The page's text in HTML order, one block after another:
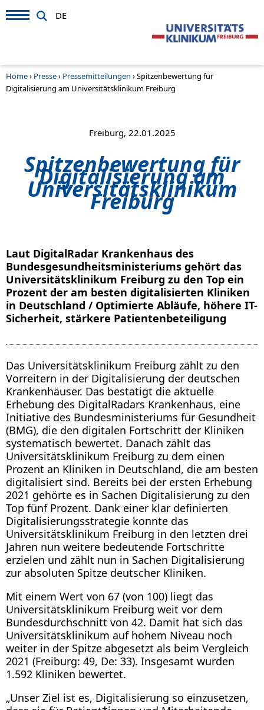
DE
Home› Presse› Pressemitteilungen ›Spitzenbewertung für
Digitalisierung am Universitätsklinikum Freiburg
Freiburg, 22.01.2025
Spitzenbewertung für
Digitalisierung am
Universitätsklinikum
Freiburg
Laut DigitalRadar Krankenhaus des
Bundesgesundheitsministeriums gehört das
Universitätsklinikum Freiburg zu den Top ein
Prozent der am besten digitalisierten Kliniken
in Deutschland / Optimierte Abläufe, höhere IT-
Sicherheit, stärkere Patientenbeteiligung
Das Universitätsklinikum Freiburg zählt zu den
Vorreitern in der Digitalisierung der deutschen
Krankenhäuser. Das bestätigt die aktuelle
Erhebung des DigitalRadars Krankenhaus, eine
Initiative des Bundesministeriums für Gesundheit
(BMG), die den digitalen Fortschritt der Kliniken
systematisch bewertet. Danach zählt das
Universitätsklinikum Freiburg zu dem einen
Prozent an Kliniken in Deutschland, die am besten
digitalisiert sind. Bereits bei der ersten Erhebung
2021 gehörte es in Sachen Digitalisierung zu den
Top fünf Prozent. Dank einer klar definierten
Digitalisierungsstrategie konnte das
Universitätsklinikum Freiburg in den letzten drei
Jahren nun weitere bedeutende Fortschritte
erzielen und zählt nun in Sachen Digitalisierung
zur absoluten Spitze deutscher Kliniken.
Mit einem Wert von 67 (von 100) liegt das
Universitätsklinikum Freiburg weit vor dem
Bundesdurchschnitt von 42. Damit hat sich das
Universitätsklinikum auf hohem Niveau noch
weiter in der Spitze abgesetzt als beim Vergleich
2021 (Freiburg: 49, De: 33). Insgesamt wurden
1.592 Kliniken bewertet.
„Unser Ziel ist es, Digitalisierung so einzusetzen,